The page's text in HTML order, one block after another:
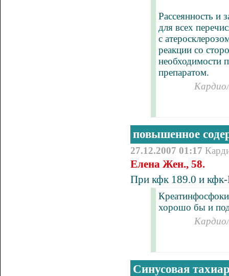
Рассеянность и
для всех
с
реакции со
необходимости
препаратом.
повышенное
27.12.2007 01:17
Елена Жен., 58.
При кфк 189.0 и
хорошо бы и
Синусовая